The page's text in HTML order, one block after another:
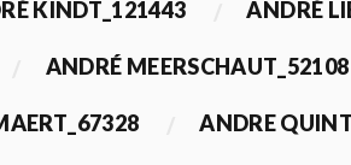
KINDT_121443 ANDRÉ
ANDRÉ MEERSCHAUT_52108
ANDRE